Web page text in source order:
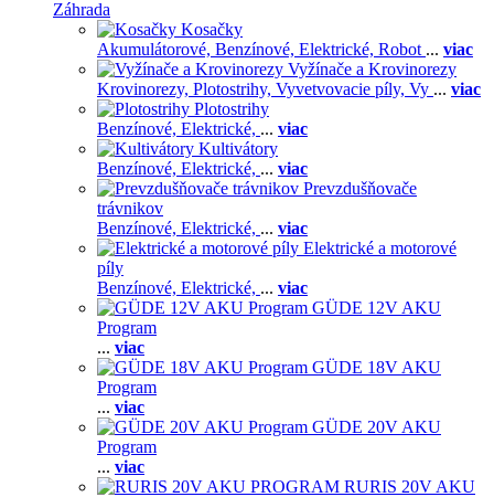
Záhrada
Kosačky
Akumulátorové, Benzínové, Elektrické, Robot ... viac
Vyžínače a Krovinorezy
Krovinorezy, Plotostrihy, Vyvetvovacie píly, Vy ... viac
Plotostrihy
Benzínové, Elektrické, ... viac
Kultivátory
Benzínové, Elektrické, ... viac
Prevzdušňovače
trávnikov
Benzínové, Elektrické, ... viac
Elektrické a motorové
píly
Benzínové, Elektrické, ... viac
GÜDE 12V AKU
Program
... viac
GÜDE 18V AKU
Program
... viac
GÜDE 20V AKU
Program
... viac
RURIS 20V AKU